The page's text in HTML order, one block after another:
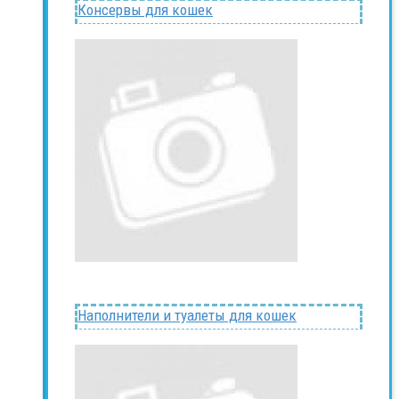
Консервы для кошек
Наполнители и туалеты для кошек